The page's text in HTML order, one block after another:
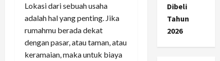
Lokasi dari sebuah usaha
adalah hal yang penting. Jika
rumahmu berada dekat
dengan pasar, atau taman, atau
keramaian, maka untuk biaya
Dibeli
Tahun
2026